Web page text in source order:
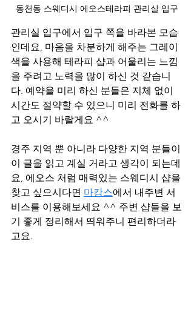
동천동 스웨디시 에오스테라피 관리실 입구
관리실 입구에서 입구 쪽을 바라본 모습
인데요, 마음을 차분하게 해주는 그레이
색을 사용해 테라피 샵과 어울리는 느낌
을 주려고 노력을 많이 하신 것 같습니
다. 예약을 미리 하신 분들은 지체 없이
시간도 절약할 수 있으니 미리 전화를 하
고 오시기 바랄게요 ^^
경주 지역 뿐 아니라 다양한 지역 분들이
이 글을 읽고 계실 거라고 생각이 되는데
요, 에오스 처럼 매력있는 스웨디시 샵을
찾고 싶으시다면 마캉스에서 내주변 서
비스를 이용해보세요 ^^ 주변 샵들을 보
기 좋게 정리해서 띄워주니 편리하더라
고요.